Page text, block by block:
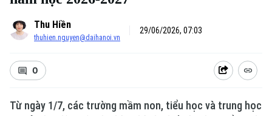
Thu Hiền
thuhien.nguyen@daihanoi.vn
29/06/2026, 07:03
0
Từ ngày 1/7, các trường mầm non, tiểu học và trung học